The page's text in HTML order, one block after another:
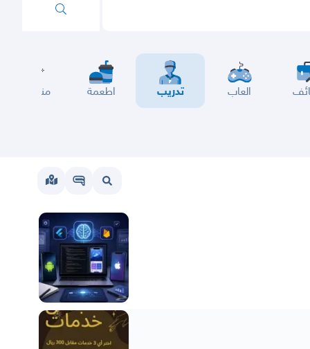
العاب تدريب اطعمة مناسبات